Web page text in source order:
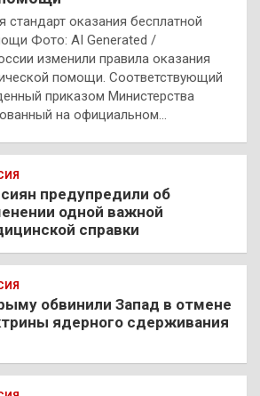
стандарт оказания бесплатной
Фото: AI Generated /
изменили правила оказания
помощи. Соответствующий
приказом Министерства
на официальном…
предупредили об
одной важной
справки
обвинили Запад в отмене
ядерного сдерживания